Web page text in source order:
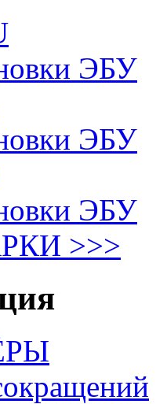
ЭБУ
ЭБУ
ЭБУ
>>>